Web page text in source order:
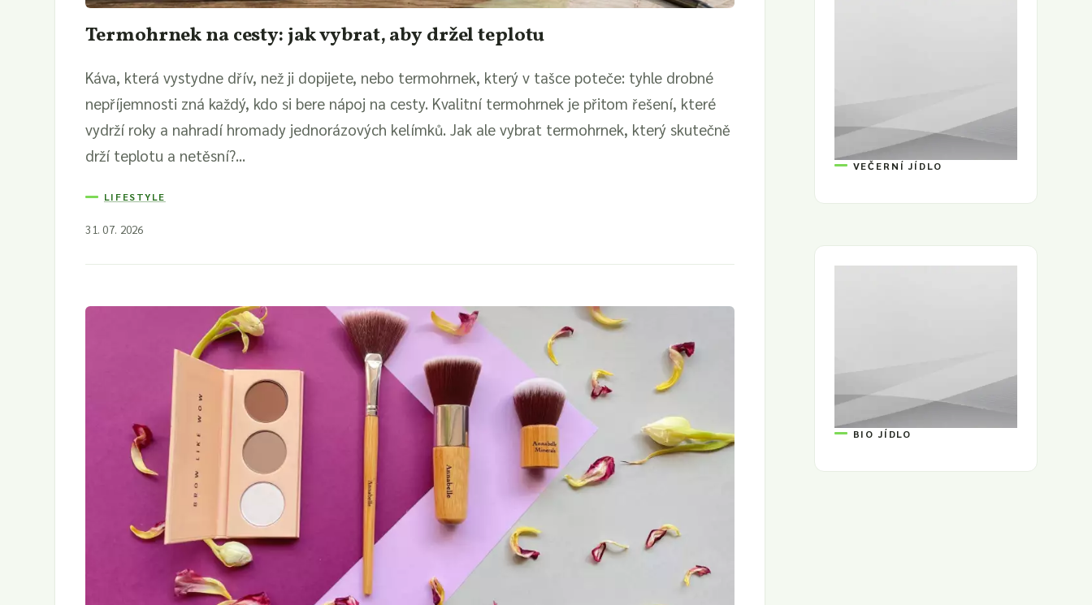
Termohrnek na cesty: jak vybrat, aby držel teplotu
Káva, která vystydne dřív, než ji dopijete, nebo termohrnek, který v tašce poteče: tyhle drobné
nepříjemnosti zná každý, kdo si bere nápoj na cesty. Kvalitní termohrnek je přitom řešení, které
vydrží roky a nahradí hromady jednorázových kelímků. Jak ale vybrat termohrnek, který skutečně
drží teplotu a netěsní?...
LIFESTYLE
31. 07. 2026
VEČERNÍ JÍDLO
BIO JÍDLO